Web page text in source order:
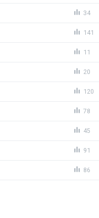
34
141
11
20
120
78
45
91
86